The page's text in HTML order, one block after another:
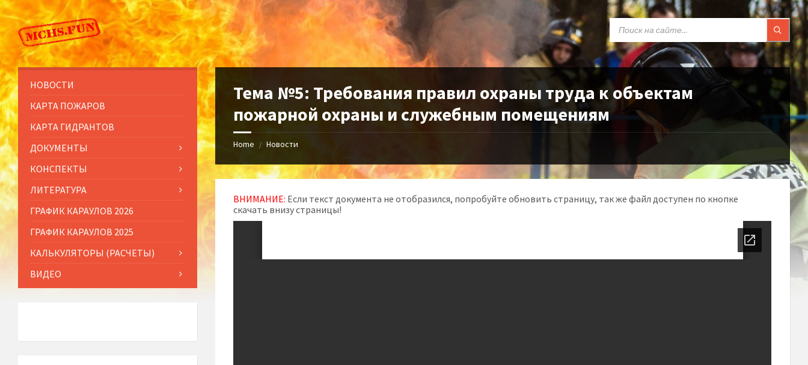
Skip
to
content
Skip
to
left
sidebar
Skip
to
footer
SEARCH:
Тема №5: Требования правил охраны труда к объектам
пожарной охраны и служебным помещениям
Home / Новости
ВНИМАНИЕ: Если текст документа не отобразился, попробуйте обновить страницу, так же файл доступен по кнопке
скачать внизу страницы!
НОВОСТИ
КАРТА ПОЖАРОВ
КАРТА ГИДРАНТОВ
ДОКУМЕНТЫ
КОНСПЕКТЫ
ЛИТЕРАТУРА
ГРАФИК КАРАУЛОВ 2026
ГРАФИК КАРАУЛОВ 2025
КАЛЬКУЛЯТОРЫ (РАСЧЕТЫ)
ВИДЕО